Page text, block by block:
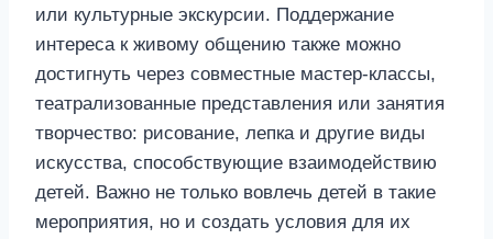
или культурные экскурсии. Поддержание
интереса к живому общению также можно
достигнуть через совместные мастер-классы,
театрализованные представления или занятия
творчество: рисование, лепка и другие виды
искусства, способствующие взаимодействию
детей. Важно не только вовлечь детей в такие
мероприятия, но и создать условия для их